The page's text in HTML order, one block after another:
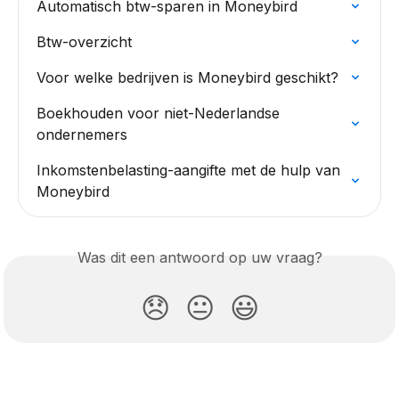
Automatisch btw-sparen in Moneybird
Btw-overzicht
Voor welke bedrijven is Moneybird geschikt?
Boekhouden voor niet-Nederlandse
ondernemers
Inkomstenbelasting-aangifte met de hulp van
Moneybird
Was dit een antwoord op uw vraag?
😞 😐 😃